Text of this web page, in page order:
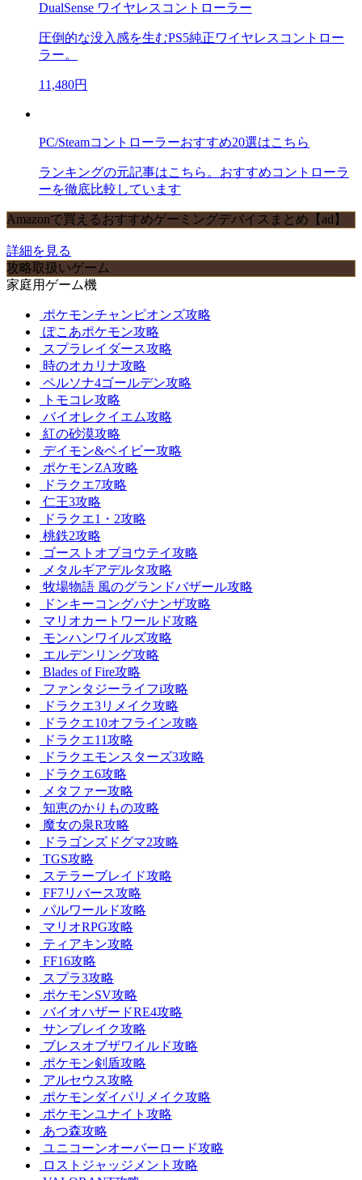
DualSense ワイヤレスコントローラー
圧倒的な没入感を生むPS5純正ワイヤレスコントロー
ラー。
11,480円
PC/Steamコントローラーおすすめ20選はこちら
ランキングの元記事はこちら。おすすめコントローラ
ーを徹底比較しています
Amazonで買えるおすすめゲーミングデバイスまとめ【ad】
詳細を見る
攻略取扱いゲーム
家庭用ゲーム機
ポケモンチャンピオンズ攻略
ぽこあポケモン攻略
スプラレイダース攻略
時のオカリナ攻略
ペルソナ4ゴールデン攻略
トモコレ攻略
バイオレクイエム攻略
紅の砂漠攻略
デイモン&ベイビー攻略
ポケモンZA攻略
ドラクエ7攻略
仁王3攻略
ドラクエ1・2攻略
桃鉄2攻略
ゴーストオブヨウテイ攻略
メタルギアデルタ攻略
牧場物語 風のグランドバザール攻略
ドンキーコングバナンザ攻略
マリオカートワールド攻略
モンハンワイルズ攻略
エルデンリング攻略
Blades of Fire攻略
ファンタジーライフi攻略
ドラクエ3リメイク攻略
ドラクエ10オフライン攻略
ドラクエ11攻略
ドラクエモンスターズ3攻略
ドラクエ6攻略
メタファー攻略
知恵のかりもの攻略
魔女の泉R攻略
ドラゴンズドグマ2攻略
TGS攻略
ステラーブレイド攻略
FF7リバース攻略
パルワールド攻略
マリオRPG攻略
ティアキン攻略
FF16攻略
スプラ3攻略
ポケモンSV攻略
バイオハザードRE4攻略
サンブレイク攻略
ブレスオブザワイルド攻略
ポケモン剣盾攻略
アルセウス攻略
ポケモンダイパリメイク攻略
ポケモンユナイト攻略
あつ森攻略
ユニコーンオーバーロード攻略
ロストジャッジメント攻略